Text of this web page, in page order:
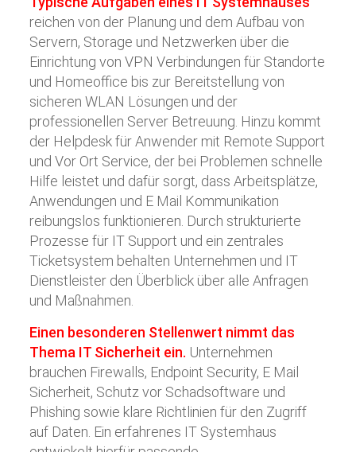
reichen von der Planung und dem Aufbau von
Servern, Storage und Netzwerken über die
Einrichtung von VPN Verbindungen für Standorte
und Homeoffice bis zur Bereitstellung von
sicheren WLAN Lösungen und der
professionellen Server Betreuung. Hinzu kommt
der Helpdesk für Anwender mit Remote Support
und Vor Ort Service, der bei Problemen schnelle
Hilfe leistet und dafür sorgt, dass Arbeitsplätze,
Anwendungen und E Mail Kommunikation
reibungslos funktionieren. Durch strukturierte
Prozesse für IT Support und ein zentrales
Ticketsystem behalten Unternehmen und IT
Dienstleister den Überblick über alle Anfragen
und Maßnahmen.
Einen besonderen Stellenwert nimmt das
Thema IT Sicherheit ein. Unternehmen
brauchen Firewalls, Endpoint Security, E Mail
Sicherheit, Schutz vor Schadsoftware und
Phishing sowie klare Richtlinien für den Zugriff
auf Daten. Ein erfahrenes IT Systemhaus